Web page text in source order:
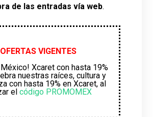
de las entradas vía web.
OFERTAS VIGENTES
México! Xcaret con hasta 19%
nuestras raíces, cultura y
con hasta 19% en Xcaret, al
elcódigo PROMOMEX